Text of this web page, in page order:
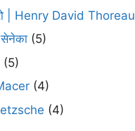
| Henry David Thoreau
(5)
(5)
(4)
(4)